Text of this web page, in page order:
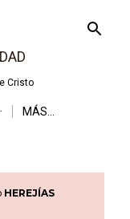
Ir al
Cristo
MÁS…
HEREJÍAS